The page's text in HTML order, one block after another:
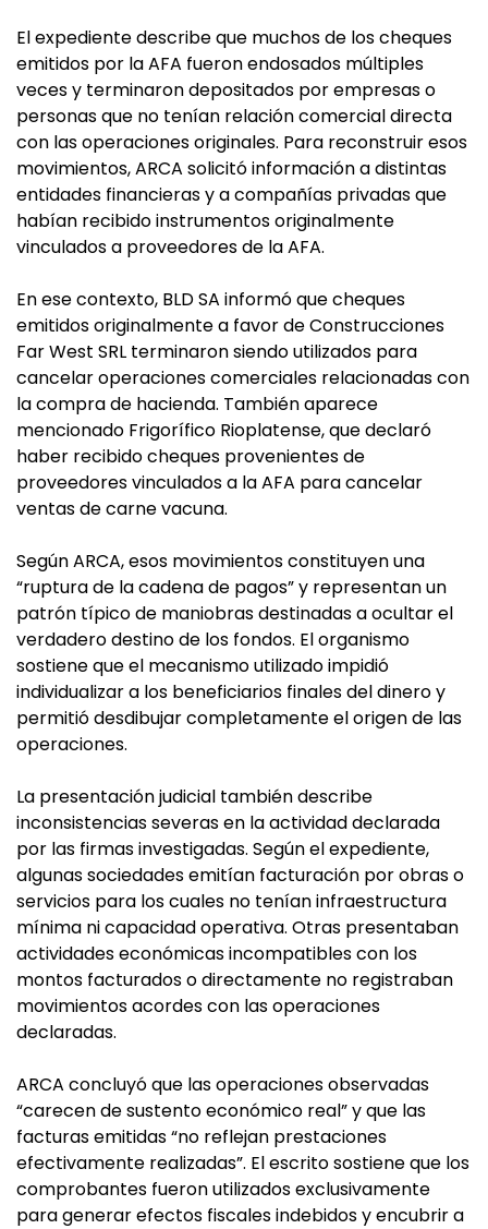
El expediente describe que muchos de los cheques
emitidos por la AFA fueron endosados múltiples
veces y terminaron depositados por empresas o
personas que no tenían relación comercial directa
con las operaciones originales. Para reconstruir esos
movimientos, ARCA solicitó información a distintas
entidades financieras y a compañías privadas que
habían recibido instrumentos originalmente
vinculados a proveedores de la AFA.
En ese contexto, BLD SA informó que cheques
emitidos originalmente a favor de Construcciones
Far West SRL terminaron siendo utilizados para
cancelar operaciones comerciales relacionadas con
la compra de hacienda. También aparece
mencionado Frigorífico Rioplatense, que declaró
haber recibido cheques provenientes de
proveedores vinculados a la AFA para cancelar
ventas de carne vacuna.
Según ARCA, esos movimientos constituyen una
“ruptura de la cadena de pagos” y representan un
patrón típico de maniobras destinadas a ocultar el
verdadero destino de los fondos. El organismo
sostiene que el mecanismo utilizado impidió
individualizar a los beneficiarios finales del dinero y
permitió desdibujar completamente el origen de las
operaciones.
La presentación judicial también describe
inconsistencias severas en la actividad declarada
por las firmas investigadas. Según el expediente,
algunas sociedades emitían facturación por obras o
servicios para los cuales no tenían infraestructura
mínima ni capacidad operativa. Otras presentaban
actividades económicas incompatibles con los
montos facturados o directamente no registraban
movimientos acordes con las operaciones
declaradas.
ARCA concluyó que las operaciones observadas
“carecen de sustento económico real” y que las
facturas emitidas “no reflejan prestaciones
efectivamente realizadas”. El escrito sostiene que los
comprobantes fueron utilizados exclusivamente
para generar efectos fiscales indebidos y encubrir a